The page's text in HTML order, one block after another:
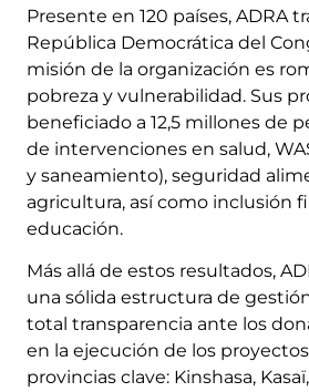
Presente en 120 países, ADRA
República Democrática del
misión de la organización es
pobreza y vulnerabilidad. Sus
beneficiado a 12,5 millones de
de intervenciones en salud,
y saneamiento), seguridad
agricultura, así como inclusión
educación.
Más allá de estos resultados,
una sólida estructura de
total transparencia ante los
en la ejecución de los
provincias clave: Kinshasa,